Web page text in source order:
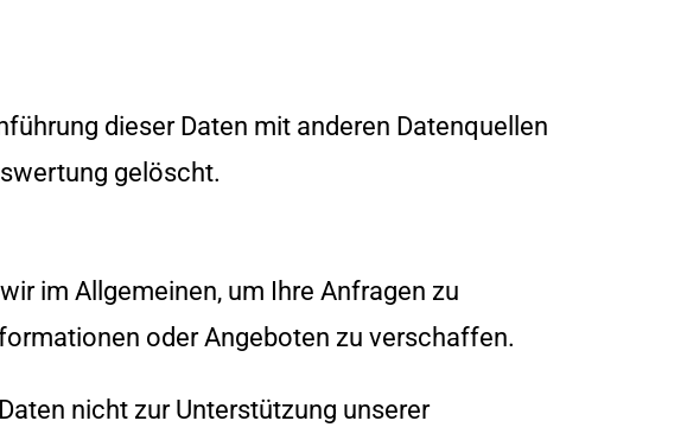
dieser Daten mit anderen Datenquellen
gelöscht.
im Allgemeinen, um Ihre Anfragen zu
oder Angeboten zu verschaffen.
nicht zur Unterstützung unserer